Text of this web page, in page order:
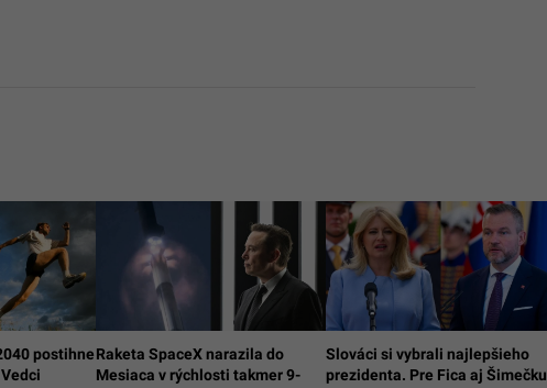
postihneRaketa SpaceX narazila do
Mesiaca v rýchlosti takmer 9-
Slováci si vybrali najlepšieho
prezidenta. Pre Fica aj Šimečku